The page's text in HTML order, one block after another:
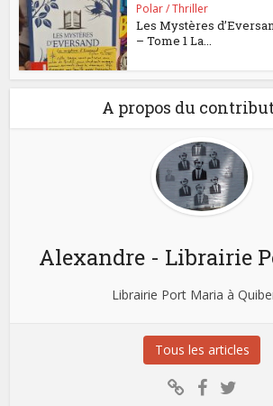
Polar / Thriller
Les Mystères
– Tome 1 La...
A propos du
Alexandre - Librairie
Librairie Port Maria à
Tous les articles